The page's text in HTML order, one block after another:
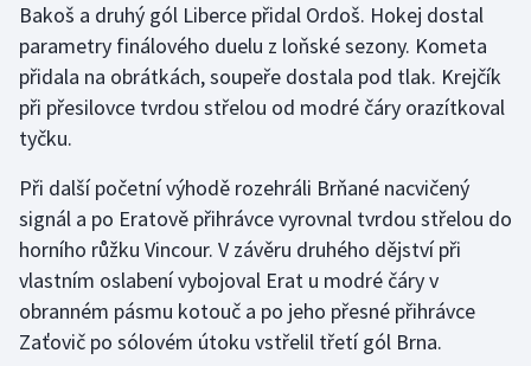
Rychlobruslení
Rychlostní kanoistika
Short track
Sportovní střelba
Stolní tenis
Triatlon
Bakoš a druhý gól Liberce přidal Ordoš. Hokej dostal
parametry finálového duelu z loňské sezony. Kometa
přidala na obrátkách, soupeře dostala pod tlak. Krejčík
při přesilovce tvrdou střelou od modré čáry orazítkoval
tyčku.
Při další početní výhodě rozehráli Brňané nacvičený
signál a po Eratově přihrávce vyrovnal tvrdou střelou do
horního růžku Vincour. V závěru druhého dějství při
vlastním oslabení vybojoval Erat u modré čáry v
obranném pásmu kotouč a po jeho přesné přihrávce
Zaťovič po sólovém útoku vstřelil třetí gól Brna.